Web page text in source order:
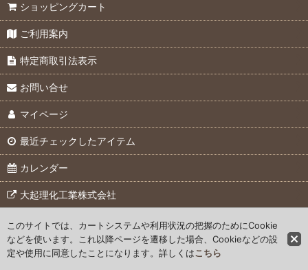
ショッピングカート
ご利用案内
特定商取引法表示
お問い合せ
マイページ
最近チェックしたアイテム
カレンダー
大起理化工業株式会社
© 2007 Daiki Rika Kogyo Co., Ltd.
Powered byおちゃのこネット ネットショップ作成サービス
このサイトでは、カートシステムや利用状況の把握のためにCookie
などを使います。これ以降ページを遷移した場合、Cookieなどの設
定や使用に同意したことになります。詳しくはこちら